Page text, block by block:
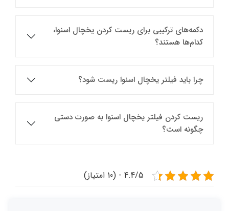
دکمه‌های ترکیبی برای ریست کردن یخچال اسنوا،
کدام‌ها هستند؟
چرا باید فیلتر یخچال اسنوا ریست شود؟
ریست کردن فیلتر یخچال اسنوا به صورت دستی
چگونه است؟
4.4/5 - (10 امتیاز)